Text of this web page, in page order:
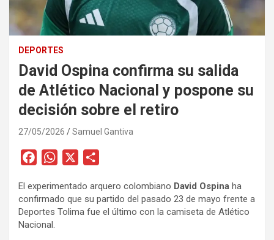
DEPORTES
David Ospina confirma su salida
de Atlético Nacional y pospone su
decisión sobre el retiro
27/05/2026 Samuel Gantiva
c
e
b
W
a
t
m
p
El experimentado arquero colombiano David Ospina ha
confirmado que su partido del pasado 23 de mayo frente a
Deportes Tolima fue el último con la camiseta de Atlético
Nacional.